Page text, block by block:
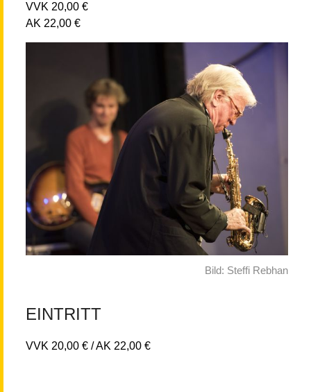
VVK 20,00 €
AK 22,00 €
Bild: Steffi Rebhan
EINTRITT
VVK 20,00 € / AK 22,00 €